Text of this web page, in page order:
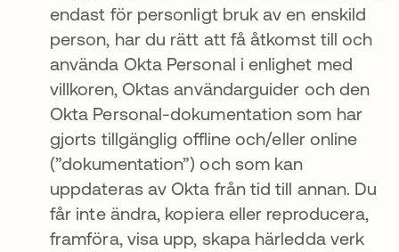
endast för personligt bruk av en enskild
person, har du rätt att få åtkomst till och
använda Okta Personal i enlighet med
villkoren, Oktas användarguider och den
Okta Personal-dokumentation som har
gjorts tillgänglig offline och/eller online
(”dokumentation”) och som kan
uppdateras av Okta från tid till annan. Du
får inte ändra, kopiera eller reproducera,
framföra, visa upp, skapa härledda verk